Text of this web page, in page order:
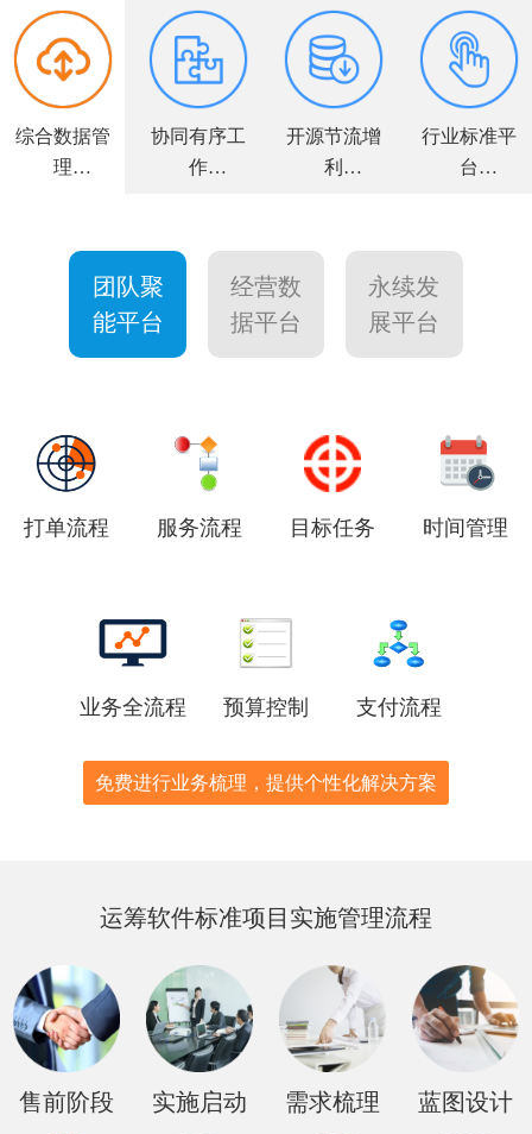
综合数据管
理
协同有序工
作
开源节流增
利
行业标准平
台
团队聚
能平台
经营数
据平台
永续发
展平台
打单流程 服务流程 目标任务 时间管理
业务全流程 预算控制 支付流程
免费进行业务梳理，提供个性化解决方案
运筹软件标准项目实施管理流程
售前阶段 实施启动 需求梳理 蓝图设计